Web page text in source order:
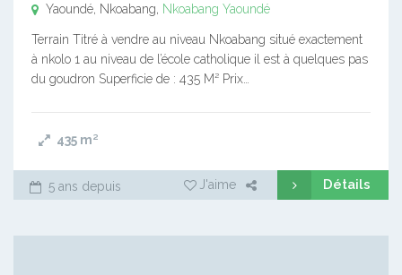
Yaoundé, Nkoabang, Nkoabang Yaoundé
Terrain Titré à vendre au niveau Nkoabang situé exactement
à nkolo 1 au niveau de l’école catholique il est à quelques pas
du goudron Superficie de : 435 M² Prix…
435 m²
5 ans depuis J'aime Détails